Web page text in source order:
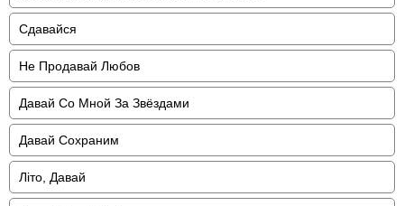
Сдавайся
Не Продавай Любов
Давай Со Мной За Звёздами
Давай Сохраним
Літо, Давай